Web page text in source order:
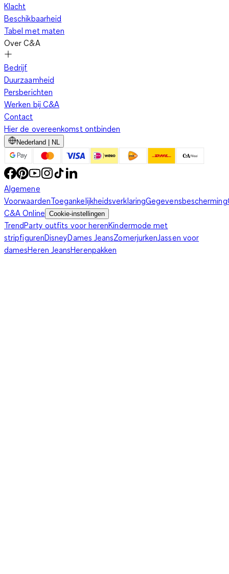
Klacht
Beschikbaarheid
Tabel met maten
Over C&A
Bedrijf
Duurzaamheid
Persberichten
Werken bij C&A
Contact
Hier de overeenkomst ontbinden
Nederland | NL
Algemene
VoorwaardenToegankelijkheidsverklaringGegevensbescherming
C&A Online Cookie-instellingen
TrendParty outfits voor herenKindermode met
stripfigurenDisneyDames JeansZomerjurkenJassen voor
damesHeren JeansHerenpakken